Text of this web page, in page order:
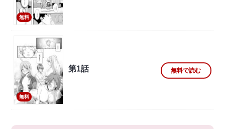
無料
無料
第1話 無料で読む